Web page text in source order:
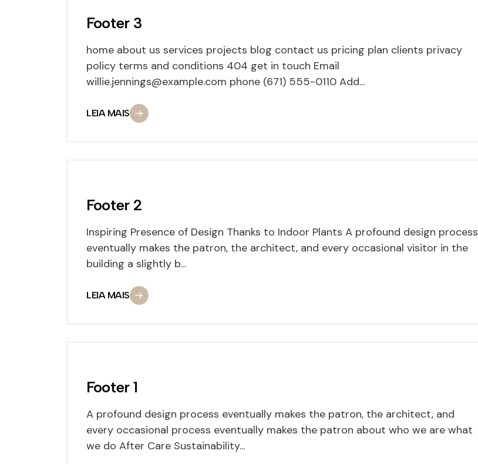
Footer 3
home about us services projects blog contact us pricing plan clients privacy
policy terms and conditions 404 get in touch Email
willie.jennings@example.com phone (671) 555-0110 Add...
LEIA MAIS
Footer 2
Inspiring Presence of Design Thanks to Indoor Plants A profound design process
eventually makes the patron, the architect, and every occasional visitor in the
building a slightly b...
LEIA MAIS
Footer 1
A profound design process eventually makes the patron, the architect, and
every occasional process eventually makes the patron about who we are what
we do After Care Sustainability...